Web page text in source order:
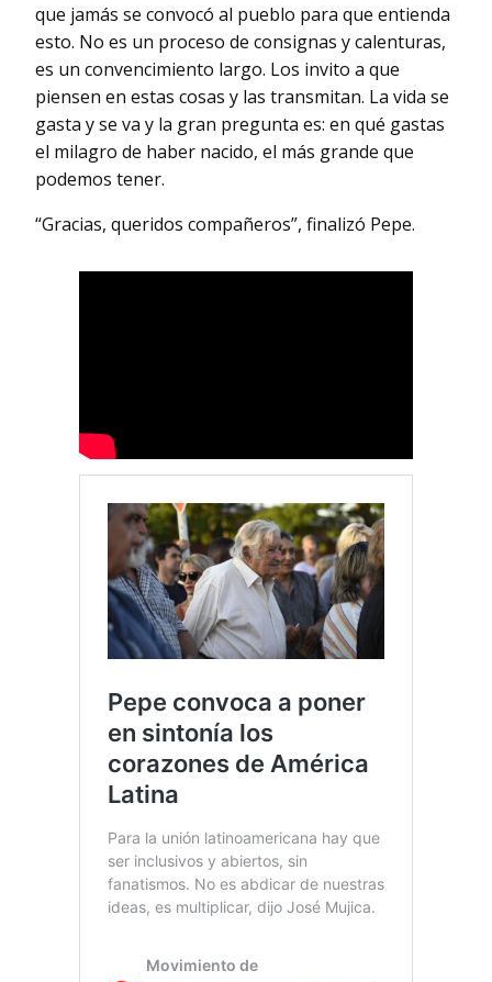
que jamás se convocó al pueblo para que entienda
esto. No es un proceso de consignas y calenturas,
es un convencimiento largo. Los invito a que
piensen en estas cosas y las transmitan. La vida se
gasta y se va y la gran pregunta es: en qué gastas
el milagro de haber nacido, el más grande que
podemos tener.
“Gracias, queridos compañeros”, finalizó Pepe.